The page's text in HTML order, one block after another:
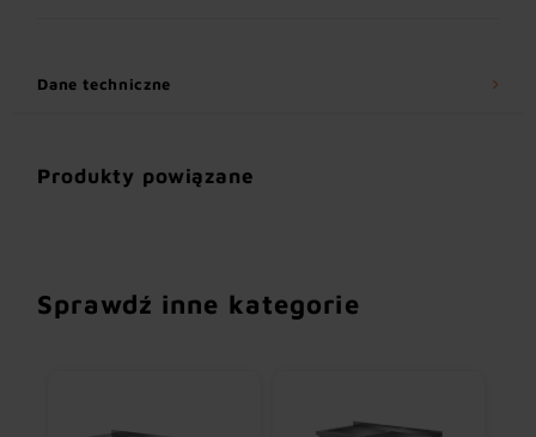
Dane techniczne
Produkty powiązane
Sprawdź inne kategorie